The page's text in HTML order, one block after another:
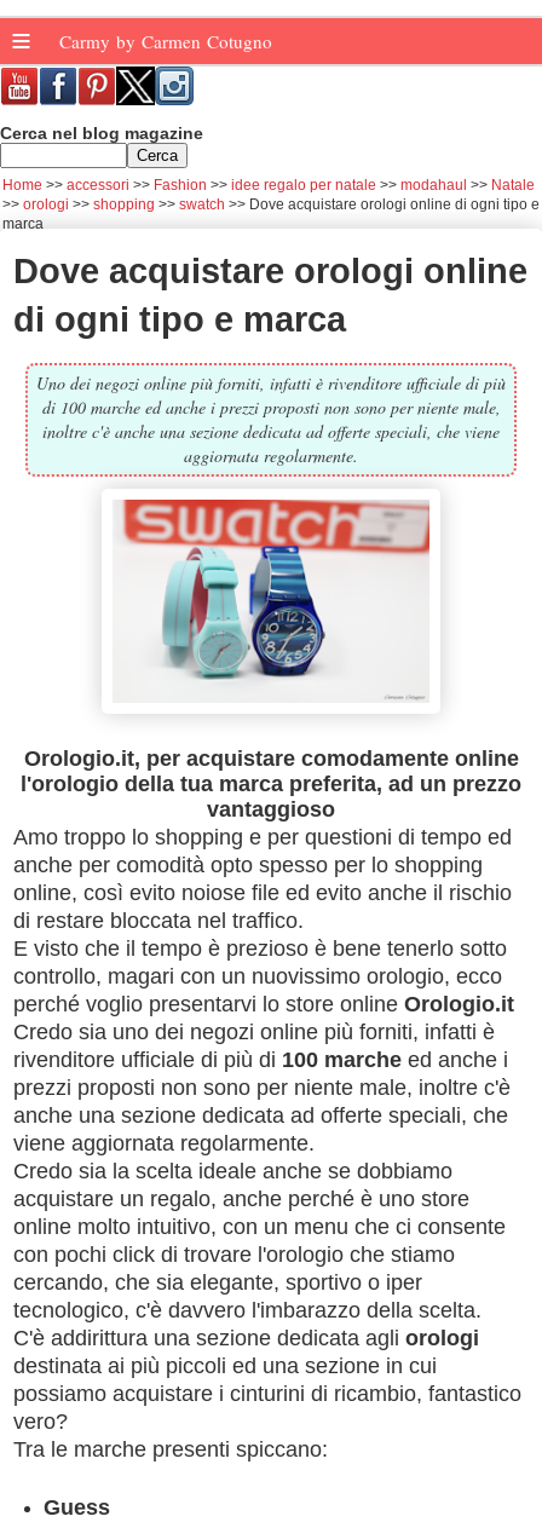
≡ Carmy by Carmen Cotugno
Cerca nel blog magazine
Home accessori Fashion idee regalo per natale modahaul
Natale
orologi
shopping swatch
Dove acquistare orologi online di ogni tipo e
marca
Dove acquistare orologi online
di ogni tipo e marca
Uno dei negozi online più forniti, infatti è rivenditore ufficiale di più
di 100 marche ed anche i prezzi proposti non sono per niente male,
inoltre c'è anche una sezione dedicata ad offerte speciali, che viene
aggiornata regolarmente.
Orologio.it, per acquistare comodamente online
l'orologio della tua marca preferita, ad un prezzo
vantaggioso
Amo troppo lo shopping e per questioni di tempo ed
anche per comodità opto spesso per lo shopping
online, così evito noiose file ed evito anche il rischio
di restare bloccata nel traffico.
E visto che il tempo è prezioso è bene tenerlo sotto
controllo, magari con un nuovissimo orologio, ecco
perché voglio presentarvi lo store online Orologio.it
Credo sia uno dei negozi online più forniti, infatti è
rivenditore ufficiale di più di 100 marche ed anche i
prezzi proposti non sono per niente male, inoltre c'è
anche una sezione dedicata ad offerte speciali, che
viene aggiornata regolarmente.
Credo sia la scelta ideale anche se dobbiamo
acquistare un regalo, anche perché è uno store
online molto intuitivo, con un menu che ci consente
con pochi click di trovare l'orologio che stiamo
cercando, che sia elegante, sportivo o iper
tecnologico, c'è davvero l'imbarazzo della scelta.
C'è addirittura una sezione dedicata agli orologi
destinata ai più piccoli ed una sezione in cui
possiamo acquistare i cinturini di ricambio, fantastico
vero?
Tra le marche presenti spiccano:
Guess